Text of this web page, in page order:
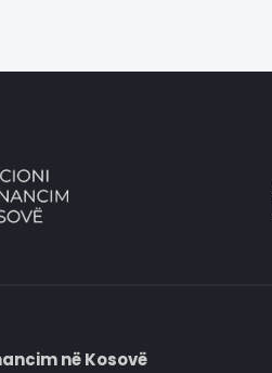
në Kosovë